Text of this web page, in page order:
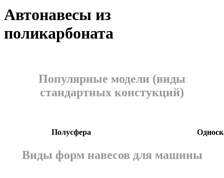
Автонавесы из
поликарбоната
Популярные модели (виды
стандартных констукций)
Полусфера
Виды форм навесов для машины